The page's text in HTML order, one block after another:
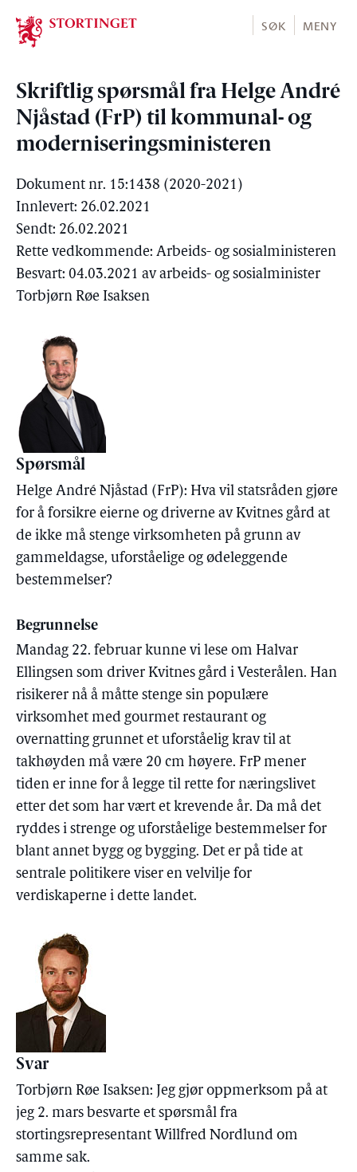
Stortinget.no
SØK MENY
Skriftlig spørsmål fra Helge André
Njåstad (FrP) til kommunal- og
moderniseringsministeren
Dokument nr. 15:1438 (2020-2021)
Innlevert: 26.02.2021
Sendt: 26.02.2021
Rette vedkommende: Arbeids- og sosialministeren
Besvart: 04.03.2021 av arbeids- og sosialminister
Torbjørn Røe Isaksen
Spørsmål
Helge André Njåstad (FrP): Hva vil statsråden gjøre
for å forsikre eierne og driverne av Kvitnes gård at
de ikke må stenge virksomheten på grunn av
gammeldagse, uforståelige og ødeleggende
bestemmelser?
Begrunnelse
Mandag 22. februar kunne vi lese om Halvar
Ellingsen som driver Kvitnes gård i Vesterålen. Han
risikerer nå å måtte stenge sin populære
virksomhet med gourmet restaurant og
overnatting grunnet et uforståelig krav til at
takhøyden må være 20 cm høyere. FrP mener
tiden er inne for å legge til rette for næringslivet
etter det som har vært et krevende år. Da må det
ryddes i strenge og uforståelige bestemmelser for
blant annet bygg og bygging. Det er på tide at
sentrale politikere viser en velvilje for
verdiskaperne i dette landet.
Svar
Torbjørn Røe Isaksen: Jeg gjør oppmerksom på at
jeg 2. mars besvarte et spørsmål fra
stortingsrepresentant Willfred Nordlund om
samme sak.